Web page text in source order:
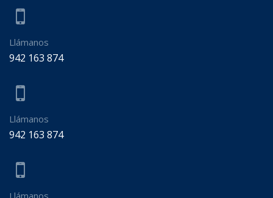
Llámanos
942 163 874
Llámanos
942 163 874
Llámanos